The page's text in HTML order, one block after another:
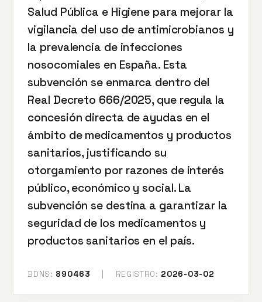
Salud Pública e Higiene para mejorar la
vigilancia del uso de antimicrobianos y
la prevalencia de infecciones
nosocomiales en España. Esta
subvención se enmarca dentro del
Real Decreto 666/2025, que regula la
concesión directa de ayudas en el
ámbito de medicamentos y productos
sanitarios, justificando su
otorgamiento por razones de interés
público, económico y social. La
subvención se destina a garantizar la
seguridad de los medicamentos y
productos sanitarios en el país.
BDNS: 890463 REGISTRO: 2026-03-02